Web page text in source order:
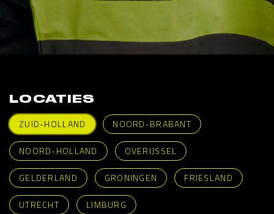
LOCATIES
ZUID-HOLLAND
NOORD-BRABANT
NOORD-HOLLAND OVERIJSSEL
GELDERLAND GRONINGEN FRIESLAND
UTRECHT LIMBURG